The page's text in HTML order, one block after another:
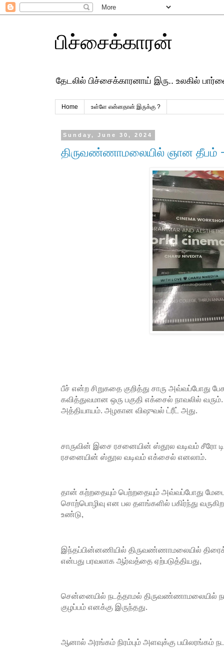
பிச்சைக்காரன்
தேடலில் பிச்சைக்காரனாய் இரு.. உலகில்
Home உள்ளே என்னதான் இருக்கு ?
Sunday, June 30, 2024
திருவண்ணாமலையில் ஞான தீபம் −
பீச் என்ற சிறுகதை குறித்து சாரு அவ்வப்போது
கவித்துவமான ஒரு பகுதி எக்சைல் நாவலில்
அத்தியாயம். அழகான விஷுவல் ட்ரீட் அது.
சாருவின் இசை ரசனையின் ஸ்தூல வடிவம் சீரோ
ரசனையின் ஸ்தூல வடிவம் எக்சைல் எனலாம்.
தான் கற்றதையும் பெற்றதையும் அவ்வப்போது
சொற்பொழிவு என பல தளங்களில் பகிர்ந்து
உண்டு,
இந்தப்பின்னணியில் திருவண்ணாமலையில்
என்பது பரவலாக ஆர்வத்தை ஏற்படுத்தியது,
சென்னையில் நடத்தாமல் திருவண்ணாமலையில்
குழப்பம் எனக்கு இருந்தது.
ஆனால் அரங்கம் நிரம்பும் அளவுக்கு பயிலரங்கம்